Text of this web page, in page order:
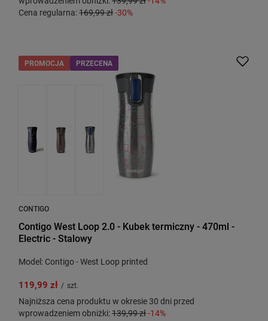
Cena regularna:169,99 zł-30%
PROMOCJA PRZECENA
CONTIGO
Contigo West Loop 2.0 - Kubek termiczny - 470ml -
Electric - Stalowy
Model: Contigo - West Loop printed
119,99 zł / szt.
Najniższa cena produktu w okresie 30 dni przed
wprowadzeniem obniżki:139,99 zł-14%